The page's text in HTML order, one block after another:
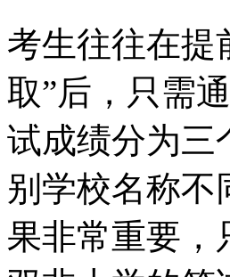
考生往往在提
取”后，只需
试成绩分为三
别学校名称不
果非常重要，